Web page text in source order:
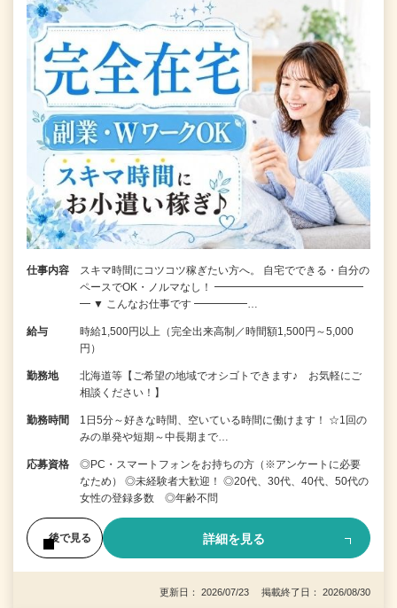
仕事内容
スキマ時間にコツコツ稼ぎたい方へ。 自宅でできる・自分の
ペースでOK・ノルマなし！ ━━━━━━━━━━━━━━
━ ▼ こんなお仕事です ━━━━━…
給与
時給1,500円以上（完全出来高制／時間額1,500円～5,000
円）
勤務地
北海道等【ご希望の地域でオシゴトできます♪ お気軽にご
相談ください！】
勤務時間
1日5分～好きな時間、空いている時間に働けます！ ☆1回の
みの単発や短期～中長期まで…
応募資格
◎PC・スマートフォンをお持ちの方（※アンケートに必要
なため） ◎未経験者大歓迎！ ◎20代、30代、40代、50代の
女性の登録多数 ◎年齢不問
後で見る 詳細を見る
更新日： 2026/07/23 掲載終了日： 2026/08/30